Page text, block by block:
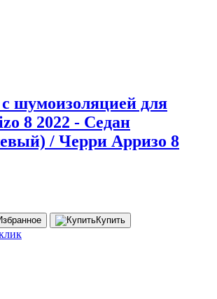
шумоизоляцией для
8 2022 - Седан
/ Черри Арризо 8
Купить